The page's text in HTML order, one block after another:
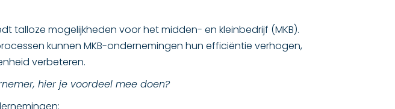
talloze mogelijkheden voor het midden- en kleinbedrijf (MKB).
kunnen MKB-ondernemingen hun efficiëntie verhogen,
verbeteren.
hier je voordeel mee doen?